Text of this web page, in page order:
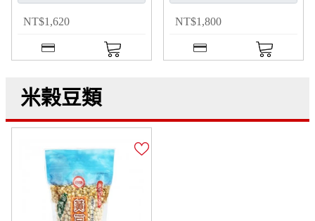
NT$1,620 NT$1,800
米榖豆類